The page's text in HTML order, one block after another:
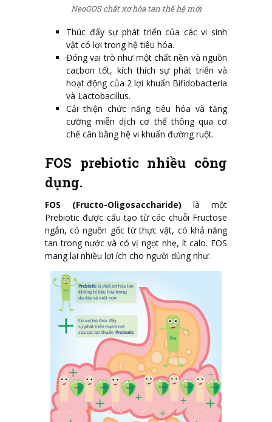
NeoGOS chất xơ hòa tan thế hệ mới
Thúc đẩy sự phát triển của các vi sinh
vật có lợi trong hệ tiêu hóa.
Đóng vai trò như một chất nền và nguồn
cacbon tốt, kích thích sự phát triển và
hoạt động của 2 lợi khuẩn Bifidobacteria
và Lactobacillus.
Cải thiện chức năng tiêu hóa và tăng
cường miễn dịch cơ thể thông qua cơ
chế cân bằng hệ vi khuẩn đường ruột.
FOS prebiotic nhiều công
dụng.
FOS (Fructo-Oligosaccharide) là một
Prebiotic được cấu tạo từ các chuỗi Fructose
ngắn, có nguồn gốc từ thực vật, có khả năng
tan trong nước và có vị ngọt nhẹ, ít calo. FOS
mang lại nhiều lợi ích cho người dùng như: